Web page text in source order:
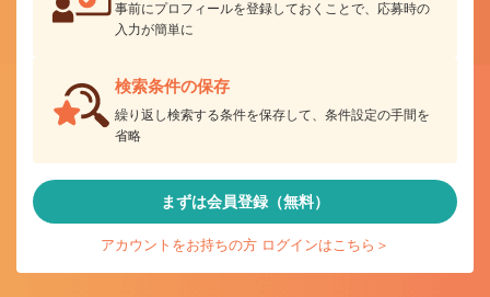
事前にプロフィールを登録しておくことで、応募時の
入力が簡単に
検索条件の保存
繰り返し検索する条件を保存して、条件設定の手間を
省略
まずは会員登録（無料）
アカウントをお持ちの方 ログインはこちら＞